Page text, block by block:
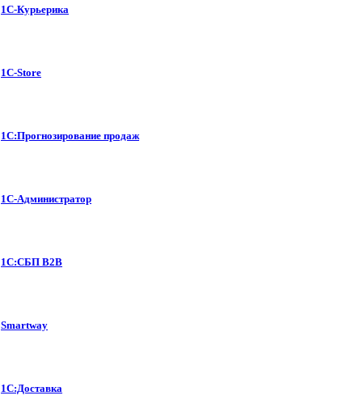
1С-Курьерика
1C-Store
1С:Прогнозирование продаж
1С-Администратор
1С:СБП B2B
Smartway
1С:Доставка